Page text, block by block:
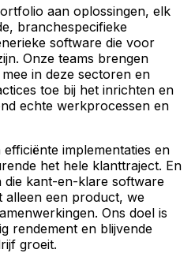
aan oplossingen, elk
branchespecifieke
software die voor
Onze teams brengen
in deze sectoren en
toe bij het inrichten en
echte werkprocessen en
implementaties en
het hele klanttraject. En
kant-en-klare software
alleen een product, we
Ons doel is
rendement en blijvende
groeit.